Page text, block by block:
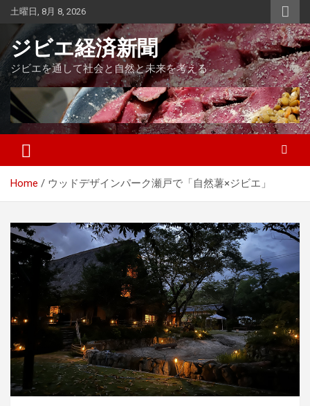
Skip
content
土曜日, 8月 8, 2026
ジビエ経済新聞
ジビエを通して社会と自然と未来を考える
Home ウッドデザインパーク瀬戸で「自然薯×ジビエ」